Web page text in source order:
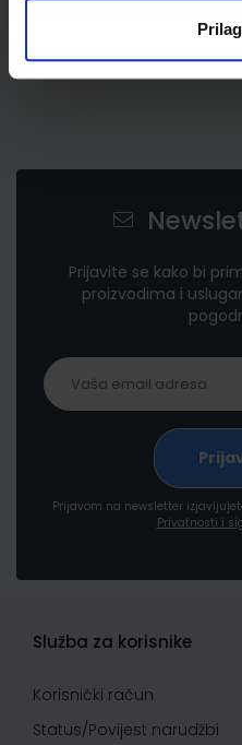
Prijavite se kako bi
proizvodima i
Prijavom na newsletter
Privatnosti i
Služba za korisnike
Korisnički račun
Status/Povijest narudžbi